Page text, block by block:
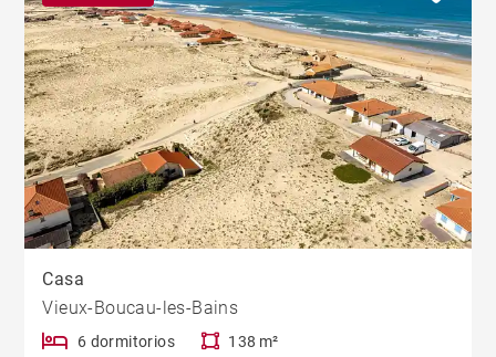
Casa
Vieux-Boucau-les-Bains
6 dormitorios 138 m²